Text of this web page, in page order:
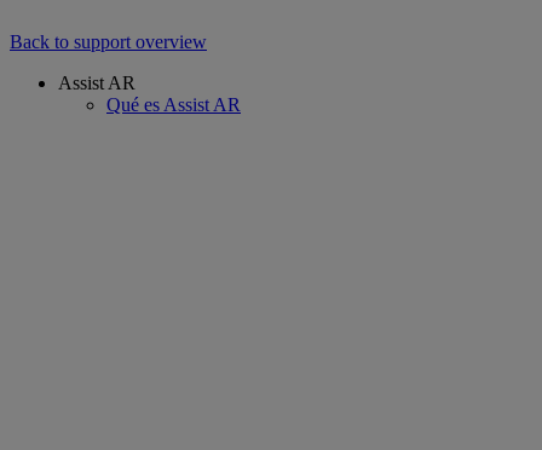
Back to support overview
Assist AR
Qué es Assist AR